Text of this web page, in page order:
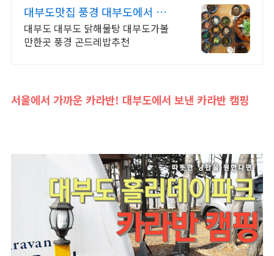
대부도맛집 풍경 대부도에서 맛보
는 닭해물탕!
대부도 대부도 닭해물탕 대부도가볼
만한곳 풍경 곤드레밥추천
서울에서 가까운 카라반! 대부도에서 보낸 카라반 캠핑